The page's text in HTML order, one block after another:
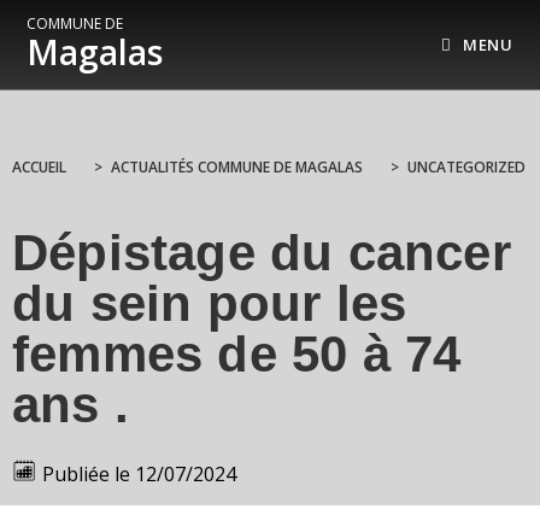
COMMUNE DE
Magalas MENU
ACCUEIL > ACTUALITÉS COMMUNE DE MAGALAS > UNCATEGORIZED
Dépistage du cancer
du sein pour les
femmes de 50 à 74
ans .
Publiée le 12/07/2024